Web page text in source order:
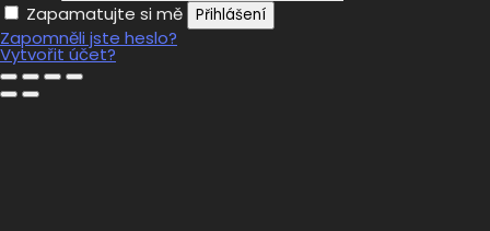
Zapamatujte si mě
Přihlášení
Zapomněli jste heslo?
Vytvořit účet?